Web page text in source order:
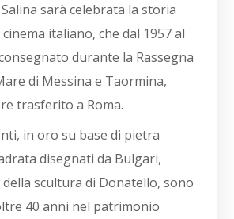
sarà celebrata la storia
cinema italiano, che dal 1957 al
durante la Rassegna
di Messina e Taormina,
trasferito a Roma.
in oro su base di pietra
disegnati da Bulgari,
scultura di Donatello, sono
40 anni nel patrimonio